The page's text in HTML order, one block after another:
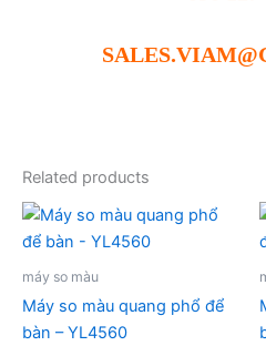
Related products
máy so màu
Máy so màu quang phổ để
bàn – YL4560